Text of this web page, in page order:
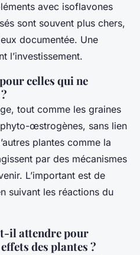
avec isoflavones
sont souvent plus chers,
documentée. Une
l’investissement.
celles qui ne
tout comme les graines
œstrogènes, sans lien
plantes comme la
par des mécanismes
L’important est de
suivant les réactions du
il attendre pour
des plantes ?